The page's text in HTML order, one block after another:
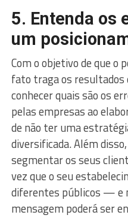
5. Entenda os
um
Com o objetivo de que o
fato traga os resultados
conhecer quais são os
pelas empresas ao
de não ter uma
diversificada. Além
segmentar os seus
vez que o seu
diferentes públicos — e
mensagem poderá ser